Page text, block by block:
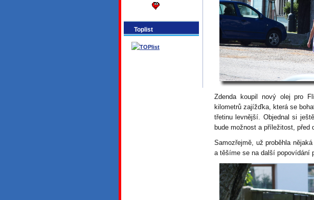
Toplist
Zdenda koupil nový olej pro
kilometrů zajížďka, která se
třetinu levnější. Objednal si
bude možnost a příležitost,
Samozřejmě, už proběhla
a těšíme se na další popovídání